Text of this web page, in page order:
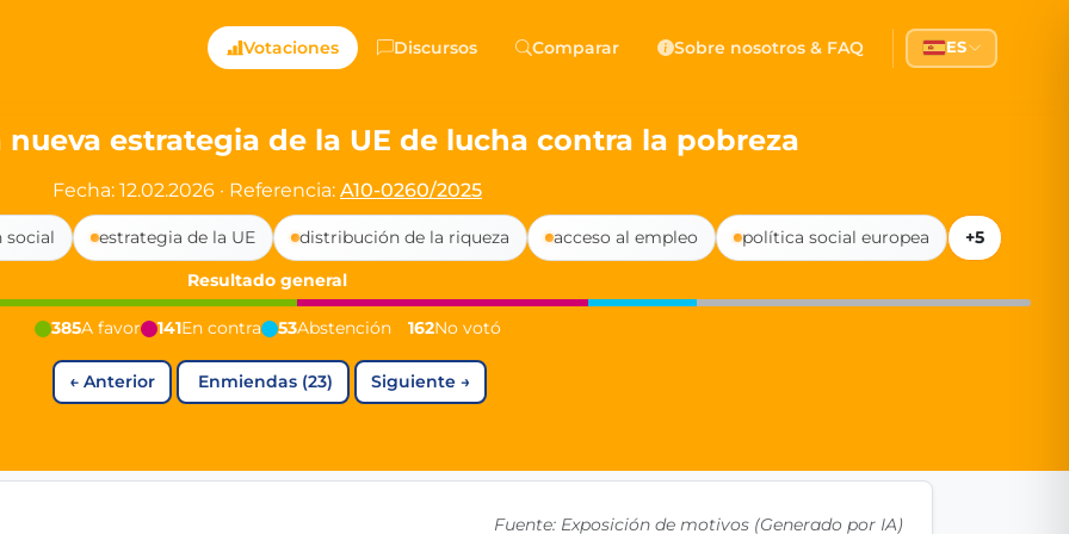
Directly Shaping Democracy
political party in Germany dedicated to digital democracy, government transparency, and citizen
since 2024
PdF co-founder
youngest mayor at 19 years old
democracy").
Votaciones Discursos Comparar Sobre nosotros & FAQ ES
estrategia de la UE de lucha contra la pobreza
Fecha: 12.02.2026 · Referencia: A10-0260/2025
social estrategia de la UE distribución de la riqueza acceso al empleo política social europea
+5
Resultado general
385A favor 141En contra 53Abstención 162No votó
← Anterior Enmiendas (23) Siguiente →
Fuente: Exposición de motivos (Generado por IA)